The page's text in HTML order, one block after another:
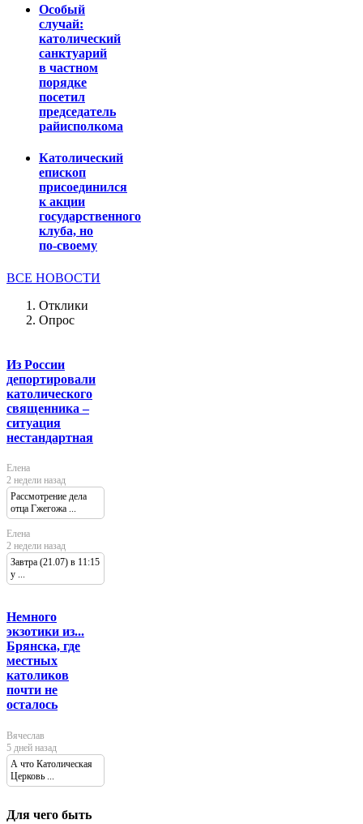
Особый
случай:
католический
санктуарий
в частном
порядке
посетил
председатель
райисполкома
Католический
епископ
присоединился
к акции
государственного
клуба, но
по-своему
ВСЕ НОВОСТИ
Отклики
Опрос
Из России
депортировали
католического
священника –
ситуация
нестандартная
Елена
2 недели назад
Рассмотрение дела
отца Гжегожа ...
Елена
2 недели назад
Завтра (21.07) в 11:15
у ...
Немного
экзотики из...
Брянска, где
местных
католиков
почти не
осталось
Вячеслав
5 дней назад
А что Католическая
Церковь ...
Для чего быть